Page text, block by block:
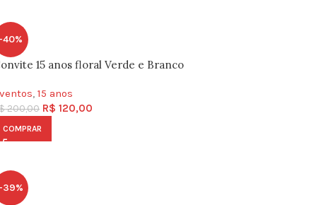
-40%
15 anos floral Verde e Branco
15 anos
200,00 R$ 120,00
COMPRAR
-39%